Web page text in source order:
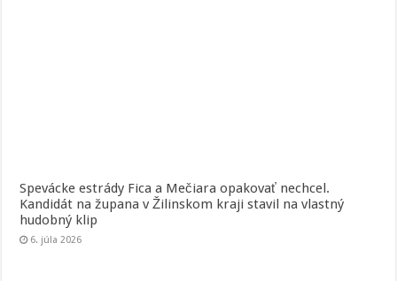
Spevácke estrády Fica a Mečiara opakovať nechcel.
Kandidát na župana v Žilinskom kraji stavil na vlastný
hudobný klip
6. júla 2026